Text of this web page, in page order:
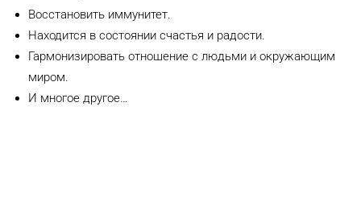
Восстановить иммунитет.
Находится в состоянии счастья и радости.
Гармонизировать отношение с людьми и окружающим
миром.
И многое другое…